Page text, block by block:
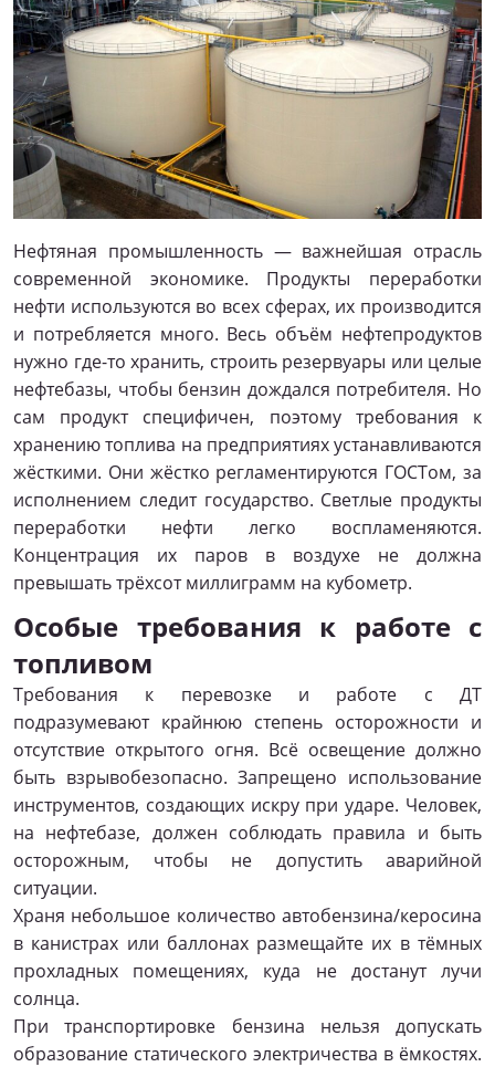
Нефтяная промышленность — важнейшая отрасль
современной экономике. Продукты переработки
нефти используются во всех сферах, их производится
и потребляется много. Весь объём нефтепродуктов
нужно где-то хранить, строить резервуары или целые
нефтебазы, чтобы бензин дождался потребителя. Но
сам продукт специфичен, поэтому требования к
хранению топлива на предприятиях устанавливаются
жёсткими. Они жёстко регламентируются ГОСТом, за
исполнением следит государство. Светлые продукты
переработки нефти легко воспламеняются.
Концентрация их паров в воздухе не должна
превышать трёхсот миллиграмм на кубометр.
Особые требования к работе с
топливом
Требования к перевозке и работе с ДТ
подразумевают крайнюю степень осторожности и
отсутствие открытого огня. Всё освещение должно
быть взрывобезопасно. Запрещено использование
инструментов, создающих искру при ударе. Человек,
на нефтебазе, должен соблюдать правила и быть
осторожным, чтобы не допустить аварийной
ситуации.
Храня небольшое количество автобензина/керосина
в канистрах или баллонах размещайте их в тёмных
прохладных помещениях, куда не достанут лучи
солнца.
При транспортировке бензина нельзя допускать
образование статического электричества в ёмкостях.